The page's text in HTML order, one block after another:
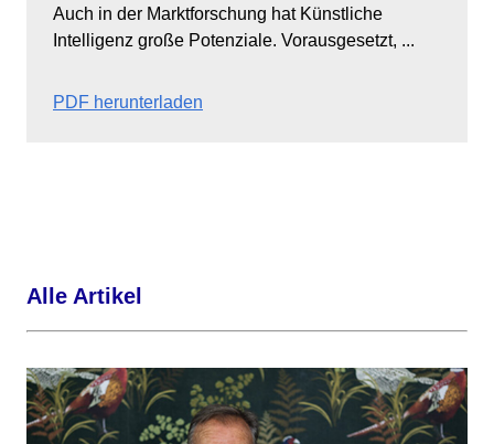
Auch in der Marktforschung hat Künstliche
Intelligenz große Potenziale. Vorausgesetzt, ...
PDF herunterladen
Alle Artikel